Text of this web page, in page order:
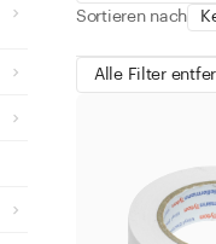
rot
silber
Sortieren nach
Alle Filter